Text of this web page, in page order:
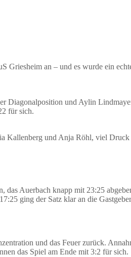
Griesheim an – und es wurde ein
Diagonalposition und Aylin
für sich.
Kallenberg und Anja Röhl, viel
Auerbach knapp mit 23:25
ging der Satz klar an die
und das Feuer zurück.
das Spiel am Ende mit 3:2 für sich.